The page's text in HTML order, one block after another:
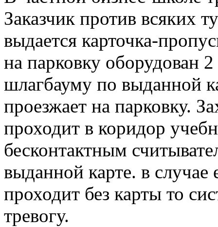
Заказчик против всяких
выдается карточка-
на парковку оборудован
шлагбауму по выданной
проезжает на парковку.
проходит в коридор
бесконтактным
выданной карте. в
проходит без карты то
тревогу.